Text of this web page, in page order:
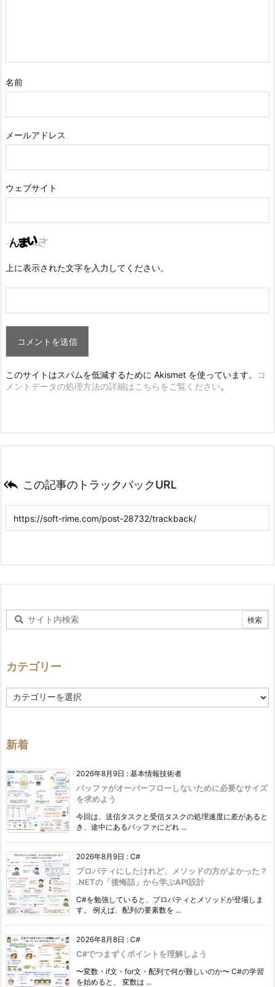
名前
メールアドレス
ウェブサイト
上に表示された文字を入力してください。
このサイトはスパムを低減するために Akismet を使っています。
コ
メントデータの処理方法の詳細はこちらをご覧ください。
 この記事のトラックバックURL
カテゴリー
テ
ー
新着
2026年8月9日 : 基本情報技術者
バッファがオーバーフローしないために必要なサイズ
を求めよう
今回は、送信タスクと受信タスクの処理速度に差があると
き、途中にあるバッファにどれ ...
2026年8月9日 : C#
プロパティにしたけれど、メソッドの方がよかった？
.NETの「後悔話」から学ぶAPI設計
C#を勉強していると、プロパティとメソッドが登場しま
す。 例えば、配列の要素数を ...
2026年8月8日 : C#
C#でつまずくポイントを理解しよう
〜変数・if文・for文・配列で何が難しいのか〜 C#の学習
を始めると、 変数は ...